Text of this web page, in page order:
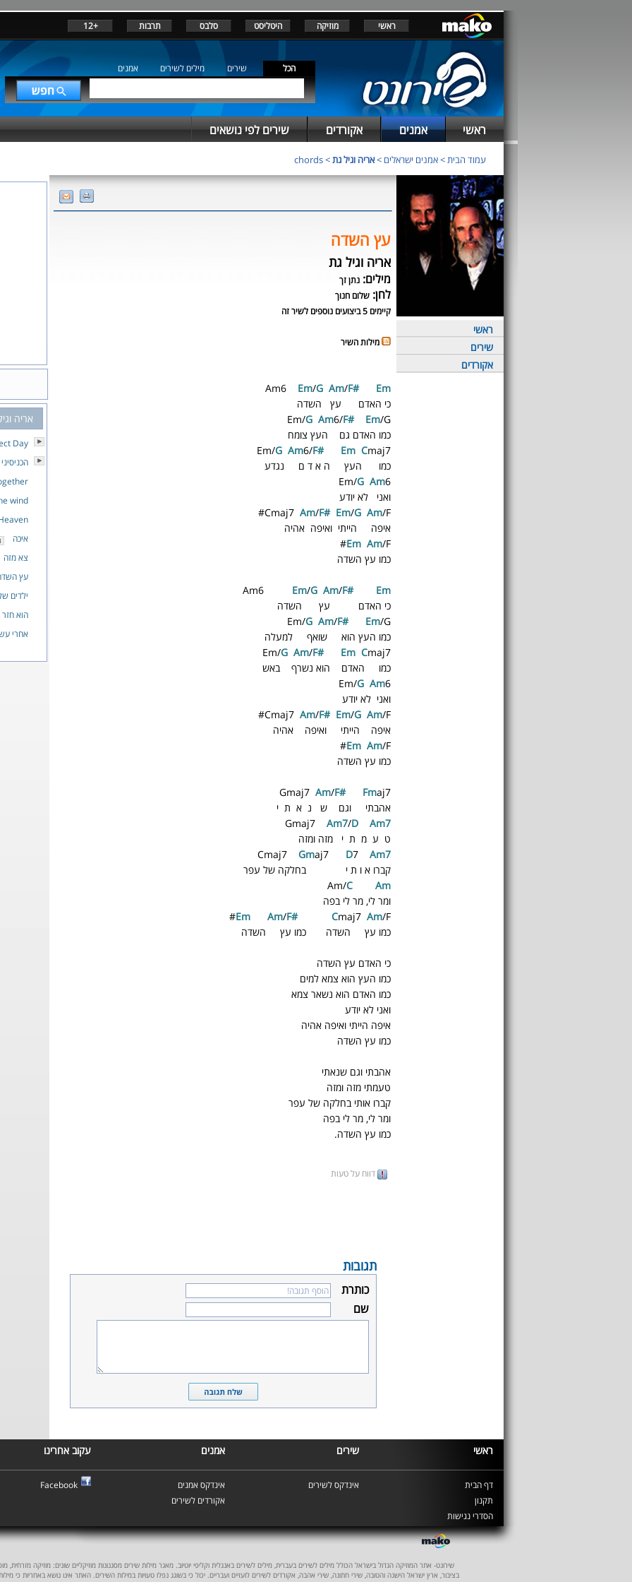
ראשי מוזיקה היטליסט סלבס תרבות +12
הכל שירים מילים לשירים אמנים
ראשי אמנים אקורדים שירים לפי נושאים
עמוד הבית>אמנים ישראלים >אריה וגיל גת> chords
ראשי
שירים
אקורדים
עץ השדה
אריה וגיל גת
מילים: נתן זך
לחן: שלום חנוך
קיימים 5 ביצועים נוספים לשיר זה
מילות השיר
Am6 Em/G Am/F# Em
כי האדם עץ השדה
Em/G Am6/F# Em/G
כמו האדם גם העץ צומח
Em/G Am6/F# Em Cmaj7
כמו העץ ה א ד ם נגדע
Em/G Am6
ואני לא יודע
Cmaj7 Am/F# Em/G Am/F#
איפה הייתי ואיפה אהיה
Em Am/F#
כמו עץ השדה
Am6 Em/G Am/F# Em
כי האדם עץ השדה
Em/G Am/F# Em/G
כמו העץ הוא שואף למעלה
Em/G Am/F# Em Cmaj7
כמו האדם הוא נשרף באש
Em/G Am6
ואני לא יודע
Cmaj7 Am/F# Em/G Am/F#
איפה הייתי ואיפה אהיה
Em Am/F#
כמו עץ השדה
Gmaj7 Am/F# Fmaj7
אהבתי וגם ש נ א ת י
Gmaj7
Am7/D Am7
ט ע מ ת י מזה ומזה
Cmaj7
Gmaj7 D7 Am7
קברו א ו ת י בחלקה של עפר
Am/C Am
ומר לי, מר לי בפה
Em
Am/F# Cmaj7 Am/F#
כמו עץ השדה כמו עץ השדה
כי האדם עץ השדה
כמו העץ הוא צמא למים
כמו האדם הוא נשאר צמא
ואני לא יודע
איפה הייתי ואיפה אהיה
כמו עץ השדה
אהבתי וגם שנאתי
טעמתי מזה ומזה
קברו אותי בחלקה של עפר
ומר לי, מר לי בפה
כמו עץ השדה.
דווח על טעות
תגובות
כותרת
שם
אריה
Day
wind
איכה
צא מזה
עץ
ילדים
הוא
אחרי
ראשי שירים אמנים עקוב אחרינו
דף הבית
תקנון
הסדרי נגישות
אינדקס לשירים
אינדקס אמנים
אקורדים לשירים
Facebook
שירונט- אתר המוזיקה הגדול בישראל הכולל מילים לשירים בעברית, מילים לשירים באנגלית וקליפי יוטיוב. מאגר מילות שירים מסגנונות מוזיקליים שונים: מוזיקה מזרחית,
בציבור, ארץ ישראל הישנה והטובה, שירי חתונה, שירי אהבה, אקורדים לשירים לועזיים ועבריים. יכול כי בשוגג נפלו טעויות במילות השירים. האתר אינו נושא באחריות כי